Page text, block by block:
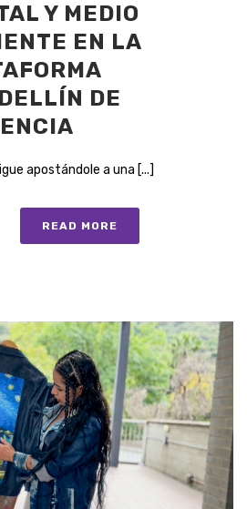
Y MEDIO
EN LA
DE
apostándole a una [...]
READ MORE